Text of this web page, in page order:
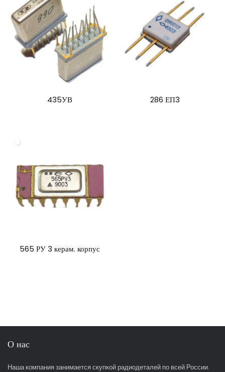
435УВ 286 ЕП3
565 РУ 3 керам. корпус
О нас
Наша компания занимается скупкой радиодеталей по всей России.